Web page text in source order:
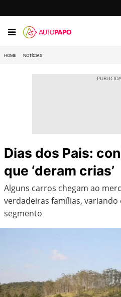
HOME NOTÍCIAS
Dias dos Pais:
que ‘deram crias’
Alguns carros chegam ao
verdadeiras famílias,
segmento